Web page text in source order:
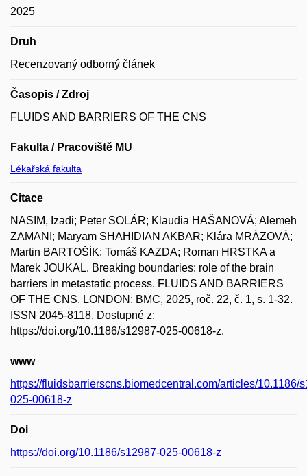
2025
Druh
Recenzovaný odborný článek
Časopis / Zdroj
FLUIDS AND BARRIERS OF THE CNS
Fakulta / Pracoviště MU
Lékařská fakulta
Citace
NASIM, Izadi; Peter SOLÁR; Klaudia HAŠANOVÁ; Alemeh
ZAMANI; Maryam SHAHIDIAN AKBAR; Klára MRÁZOVÁ;
Martin BARTOŠÍK; Tomáš KAZDA; Roman HRSTKA a
Marek JOUKAL. Breaking boundaries: role of the brain
barriers in metastatic process. FLUIDS AND BARRIERS
OF THE CNS. LONDON: BMC, 2025, roč. 22, č. 1, s. 1-32.
ISSN 2045-8118. Dostupné z:
https://doi.org/10.1186/s12987-025-00618-z.
www
https://fluidsbarrierscns.biomedcentral.com/articles/10.1186/
025-00618-z
Doi
https://doi.org/10.1186/s12987-025-00618-z